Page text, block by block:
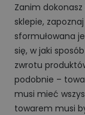
Zanim
sklepie,
sformułowana
się, w jaki
zwrotu
podobnie –
musi mieć
towarem musi